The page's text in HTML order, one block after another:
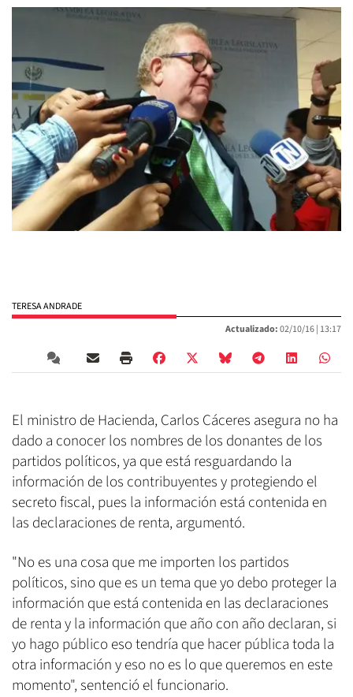
TERESA ANDRADE
Actualizado:02/10/16 | 13:17
El ministro de Hacienda, Carlos Cáceres asegura no ha
dado a conocer los nombres de los donantes de los
partidos políticos, ya que está resguardando la
información de los contribuyentes y protegiendo el
secreto fiscal, pues la información está contenida en
las declaraciones de renta, argumentó.
"No es una cosa que me importen los partidos
políticos, sino que es un tema que yo debo proteger la
información que está contenida en las declaraciones
de renta y la información que año con año declaran, si
yo hago público eso tendría que hacer pública toda la
otra información y eso no es lo que queremos en este
momento", sentenció el funcionario.